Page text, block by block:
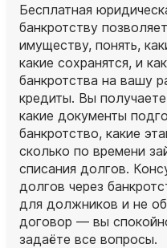
Бесплатная
банкротству
имуществу, понять,
какие сохранятся, и
банкротства на вашу
кредиты. Вы
какие документы
банкротство, какие
сколько по времени
списания долгов.
долгов через
для должников и не
договор — вы
задаёте все вопросы.